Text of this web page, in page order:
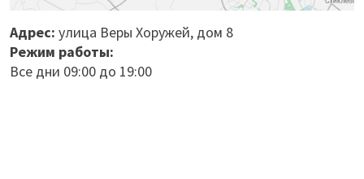
Адрес: улица Веры Хоружей, дом 8
Режим работы:
Все дни 09:00 до 19:00